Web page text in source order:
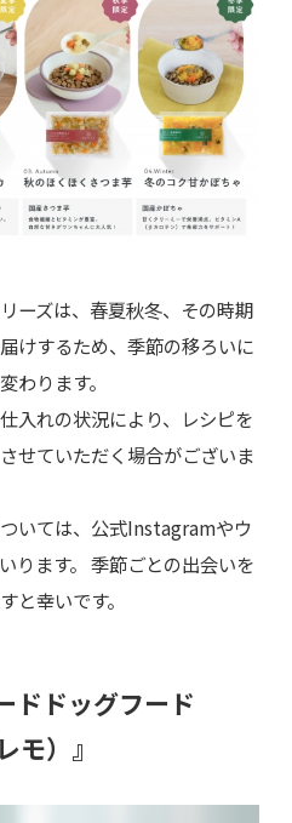
ーズは、春夏秋冬、その時期
けするため、季節の移ろいに
わります。
入れの状況により、レシピを
せていただく場合がございま
いては、公式Instagramやウ
ります。 季節ごとの出会いを
と幸いです。
ドドッグフード
モ）』